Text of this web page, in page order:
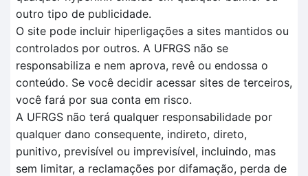
outro tipo de publicidade.
O site pode incluir hiperligações a sites mantidos ou
controlados por outros. A UFRGS não se
responsabiliza e nem aprova, revê ou endossa o
conteúdo. Se você decidir acessar sites de terceiros,
você fará por sua conta em risco.
A UFRGS não terá qualquer responsabilidade por
qualquer dano consequente, indireto, direto,
punitivo, previsível ou imprevisível, incluindo, mas
sem limitar, a reclamações por difamação, perda de